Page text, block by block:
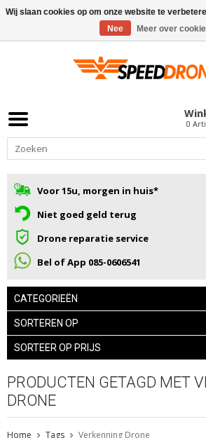
0
Voor 15u, morgen in huis*
Niet goed geld terug
Drone reparatie service
Bel of App 085-0606541
CATEGORIEËN
SORTEREN OP
SORTEER OP PRIJS
PRODUCTEN GETAGD MET
DRONE
Home Tags Verkenning Drone
Wij slaan cookies op om onze website te
Nee
Meer over